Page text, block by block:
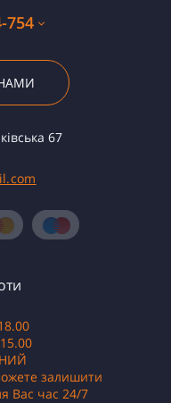
754
67
залишити
Вас час 24/7